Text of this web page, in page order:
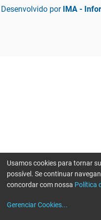
Desenvolvido por IMA -
Usamos cookies para tornar
possível. Se continuar
concordar com nossa Política
Gerenciar Cookies...
Erro ao enviar informações,